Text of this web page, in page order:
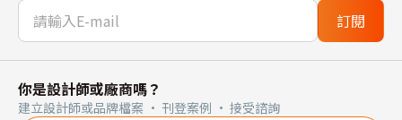
訂閱
你是設計師或廠商嗎？
建立設計師或品牌檔案 · 刊登案例 · 接受諮詢